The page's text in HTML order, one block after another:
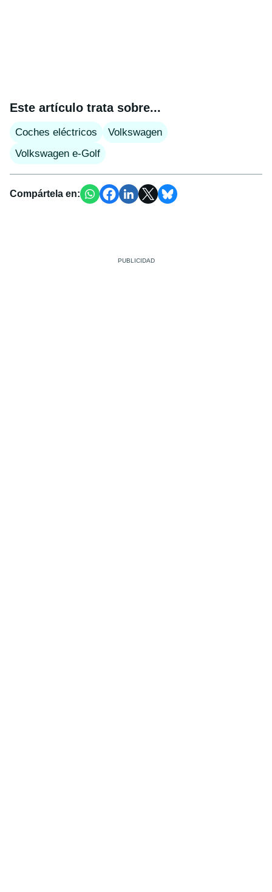
Este artículo trata sobre...
Coches eléctricos
Volkswagen
Volkswagen e-Golf
Compártela en: